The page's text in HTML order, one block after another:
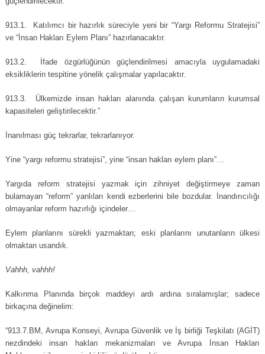
913.1. Katılımcı bir hazırlık süreciyle yeni bir “Yargı Reformu Stratejisi”
ve “İnsan Hakları Eylem Planı” hazırlanacaktır.
913.2. İfade özgürlüğünün güçlendirilmesi amacıyla uygulamadaki
eksikliklerin tespitine yönelik çalışmalar yapılacaktır.
913.3. Ülkemizde insan hakları alanında çalışan kurumların kurumsal
kapasiteleri geliştirilecektir.”
İnanılması güç tekrarlar, tekrarlanıyor.
Yine “yargı reformu stratejisi”, yine “insan hakları eylem planı”…
Yargıda reform stratejisi yazmak için zihniyet değiştirmeye zaman
bulamayan “reform” yanlıları kendi ezberlerini bile bozdular. İnandırıcılığı
olmayanlar reform hazırlığı içindeler…
Eylem planlarını sürekli yazmaktan; eski planlarını unutanların ülkesi
olmaktan usandık.
Vahhh, vahhh!
Kalkınma Planında birçok maddeyi ardı ardına sıralamışlar; sadece
birkaçına değinelim:
“913.7.BM, Avrupa Konseyi, Avrupa Güvenlik ve İş birliği Teşkilatı (AGİT)
nezdindeki insan hakları mekanizmaları ve Avrupa İnsan Hakları